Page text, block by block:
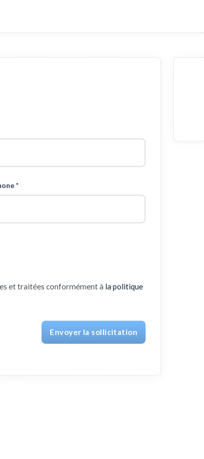
*
et traitées conformément à la politique
Envoyer la sollicitation